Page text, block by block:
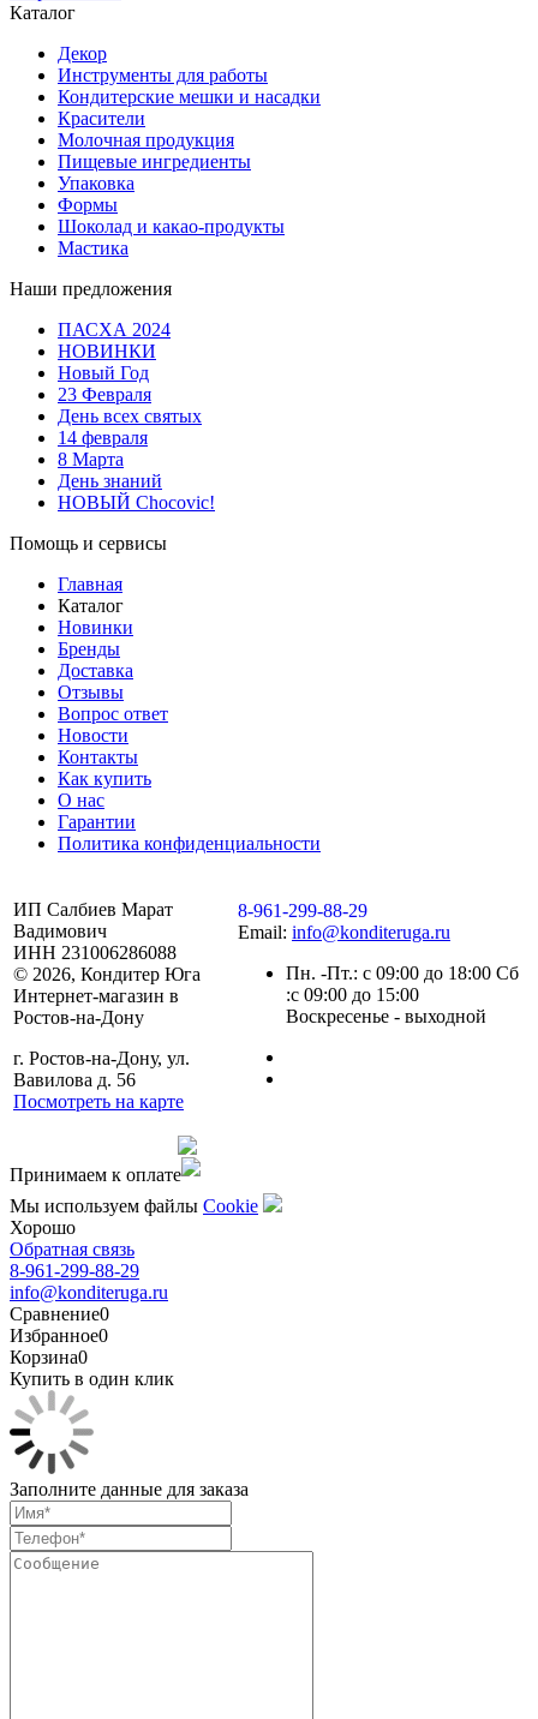
Каталог
Декор
Инструменты для работы
Кондитерские мешки и насадки
Красители
Молочная продукция
Пищевые ингредиенты
Упаковка
Формы
Шоколад и какао-продукты
Мастика
Наши предложения
ПАСХА 2024
НОВИНКИ
Новый Год
23 Февраля
День всех святых
14 февраля
8 Марта
День знаний
НОВЫЙ Chocovic!
Помощь и сервисы
Главная
Каталог
Новинки
Бренды
Доставка
Отзывы
Вопрос ответ
Новости
Контакты
Как купить
О нас
Гарантии
Политика конфиденциальности
ИП Салбиев Марат
Вадимович
ИНН 231006286088
© 2026, Кондитер Юга
Интернет-магазин в
Ростов-на-Дону
г. Ростов-на-Дону, ул.
Вавилова д. 56
Посмотреть на карте
8-961-299-88-29
Email: info@konditeruga.ru
Пн. -Пт.: с 09:00 до 18:00 Сб
:с 09:00 до 15:00
Воскресенье - выходной
Принимаем к оплате
Мы используем файлы Сookie
Хорошо
Обратная связь
8-961-299-88-29
info@konditeruga.ru
Сравнение0
Избранное0
Корзина0
Купить в один клик
Заполните данные для заказа